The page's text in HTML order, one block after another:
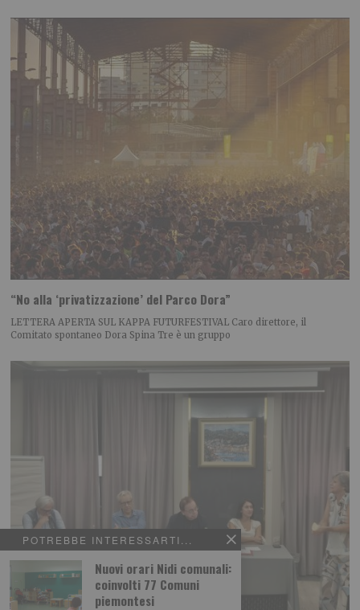
POTREBBE INTERESSARTI...
Nuovi orari Nidi comunali:
coinvolti 77 Comuni
piemontesi
“No alla ‘privatizzazione’ del Parco Dora”
LETTERA APERTA SUL KAPPA FUTURFESTIVAL Caro direttore, il
Comitato spontaneo Dora Spina Tre è un gruppo